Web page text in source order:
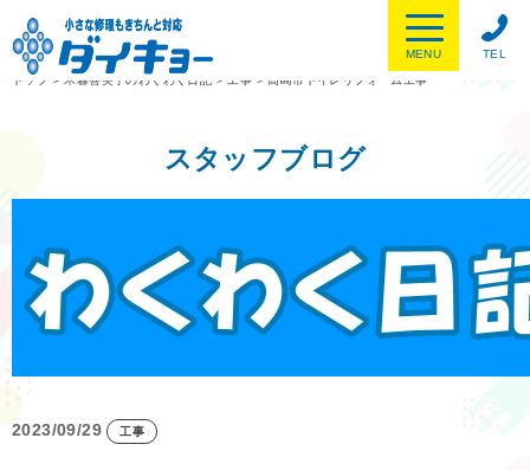
TEL
MENU
トップ
> 木暮喜美子のわくわく日記 > 工事 > 高崎市トイレリフォーム工事
スタッフブログ
2023/09/29 工事